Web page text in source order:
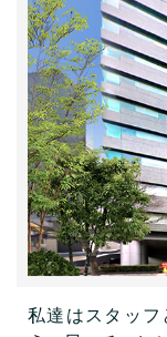
私達はスタッ